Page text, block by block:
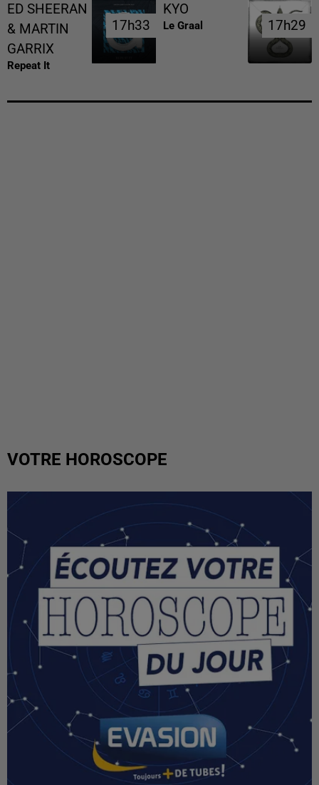
ED SHEERAN
& MARTIN
GARRIX
Repeat It
17h33
17h33
KYO
Le Graal 17h29
17h29
VOTRE HOROSCOPE